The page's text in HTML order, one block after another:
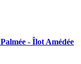
- Îlot Amédée